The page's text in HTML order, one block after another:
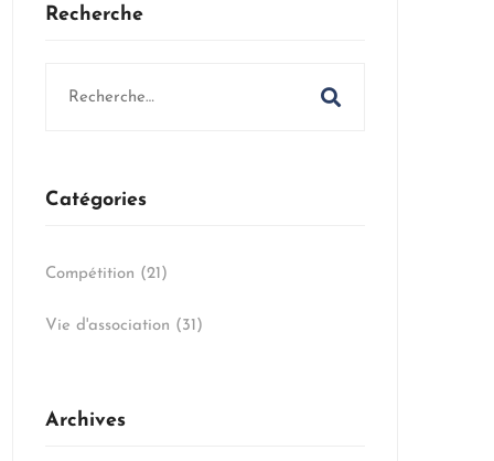
Recherche
Catégories
Compétition (21)
Vie d'association (31)
Archives